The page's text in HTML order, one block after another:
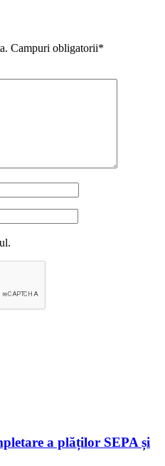
Campuri obligatorii*
a plăților SEPA și